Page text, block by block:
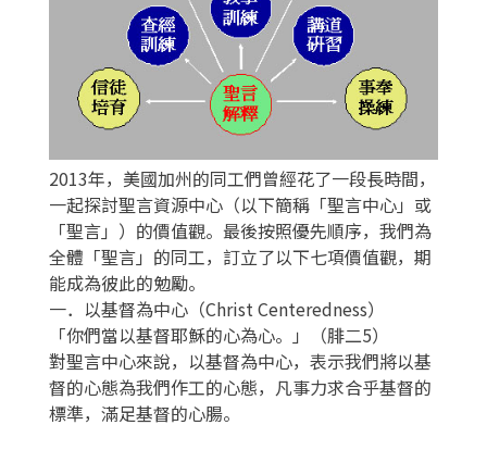
2013年，美國加州的同工們曾經花了一段長時間，
一起探討聖言資源中心（以下簡稱「聖言中心」或
「聖言」）的價值觀。最後按照優先順序，我們為
全體「聖言」的同工，訂立了以下七項價值觀，期
能成為彼此的勉勵。
一．以基督為中心（Christ Centeredness）
「你們當以基督耶穌的心為心。」（腓二5）
對聖言中心來說，以基督為中心，表示我們將以基
督的心態為我們作工的心態，凡事力求合乎基督的
標準，滿足基督的心腸。